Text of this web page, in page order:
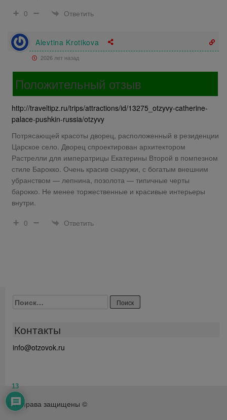
0
Ответить
Alevtina Krotikova
2026 лет назад
Положительный отзыв
http://traveltipz.ru/trips/attractions/id/13275_otzyvy-catherine-
palace-pushkin-russia/otzyvy
Потрясающей красоты дворец, расположенный в резиденции
Царское село. Дворец спроектирован архитектором
Растрелли для императрицы Екатерины Второй в помпезном
стиле Барокко. Очень красив снаружи, с богатым внешним
убранством — лепнина, позолота — типичные черты
барокко. Не менее торжественные и красивые интерьеры
внутри.
0
Ответить
Найти:
Контакты
info@otzovok.ru
Все права защищены ©
13